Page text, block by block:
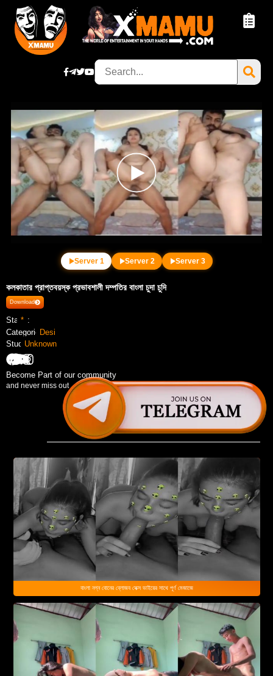
Server 1 Server 2 Server 3
কলকাতার প্রাপ্তবয়স্ক প্রভাবশালী দম্পতির বাংলা চুদা চুদি
Download
Stars :
*
Categories :Desi
Studio :Unknown
Become Part of our community
and never miss out ...
বাংলা নগ্ন বোনের ব্লোজব সেক্স ভাইয়ের সাথে পূর্ণ মেজাজে